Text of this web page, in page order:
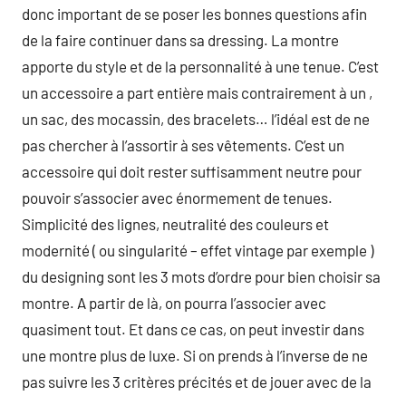
donc important de se poser les bonnes questions afin
de la faire continuer dans sa dressing. La montre
apporte du style et de la personnalité à une tenue. C’est
un accessoire a part entière mais contrairement à un ,
un sac, des mocassin, des bracelets… l’idéal est de ne
pas chercher à l’assortir à ses vêtements. C’est un
accessoire qui doit rester suffisamment neutre pour
pouvoir s’associer avec énormement de tenues.
Simplicité des lignes, neutralité des couleurs et
modernité ( ou singularité – effet vintage par exemple )
du designing sont les 3 mots d’ordre pour bien choisir sa
montre. A partir de là, on pourra l’associer avec
quasiment tout. Et dans ce cas, on peut investir dans
une montre plus de luxe. Si on prends à l’inverse de ne
pas suivre les 3 critères précités et de jouer avec de la